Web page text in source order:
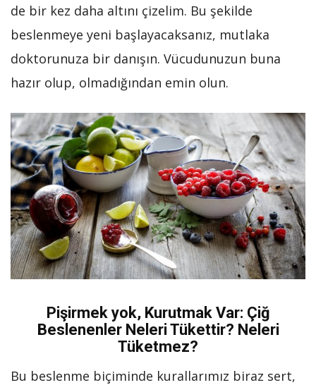
de bir kez daha altını çizelim. Bu şekilde
beslenmeye yeni başlayacaksanız, mutlaka
doktorunuza bir danışın. Vücudunuzun buna
hazır olup, olmadığından emin olun.
Pişirmek yok, Kurutmak Var: Çiğ
Beslenenler Neleri Tükettir? Neleri
Tüketmez?
Bu beslenme biçiminde kurallarımız biraz sert,